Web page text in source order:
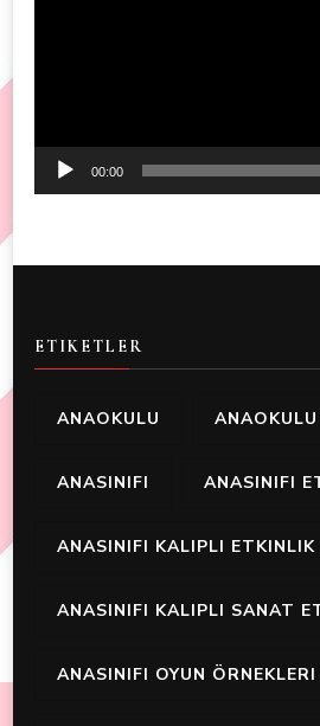
00:00
ETIKETLER
ANAOKULU ANAOKULU
ANASINIFI ANASINIFI
ANASINIFI KALIPLI ETKINLIK
ANASINIFI KALIPLI SANAT
ANASINIFI OYUN ÖRNEKLERI